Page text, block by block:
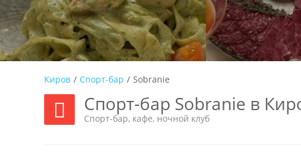
Киров / Спорт-бар / Sobranie
Спорт-бар Sobranie в
Спорт-бар, кафе, ночной клуб